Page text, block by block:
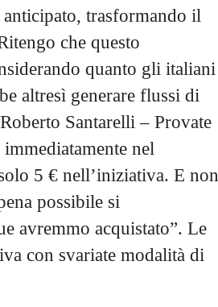
trasformando il
che questo
quanto gli italiani
altresì generare flussi di
Santarelli – Provate
nel
5 € nell’iniziativa. E non
possibile si
avremmo acquistato”. Le
con svariate modalità di